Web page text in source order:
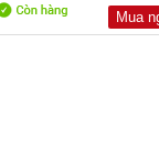
Mua